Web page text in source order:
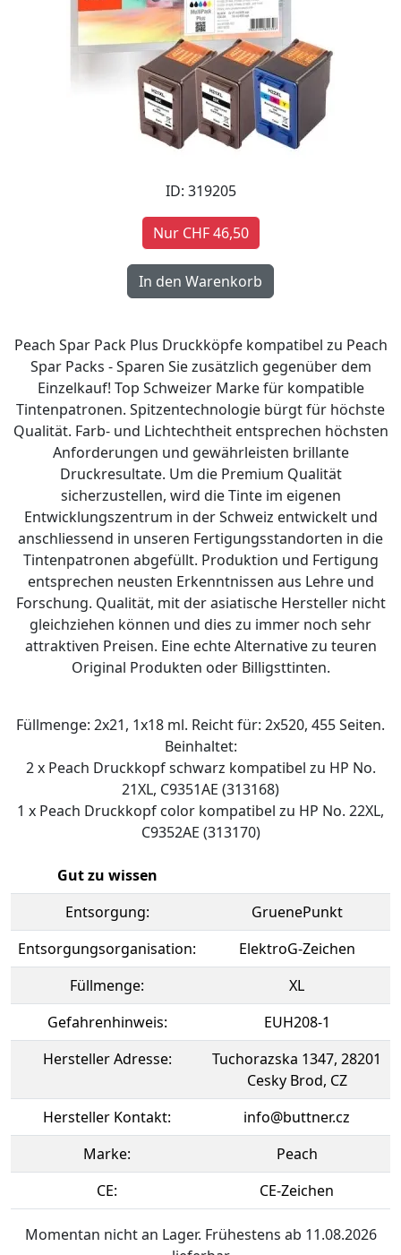
ID: 319205
Nur CHF 46,50
Peach Spar Pack Plus Druckköpfe kompatibel zu Peach
Spar Packs - Sparen Sie zusätzlich gegenüber dem
Einzelkauf! Top Schweizer Marke für kompatible
Tintenpatronen. Spitzentechnologie bürgt für höchste
Qualität. Farb- und Lichtechtheit entsprechen höchsten
Anforderungen und gewährleisten brillante
Druckresultate. Um die Premium Qualität
sicherzustellen, wird die Tinte im eigenen
Entwicklungszentrum in der Schweiz entwickelt und
anschliessend in unseren Fertigungsstandorten in die
Tintenpatronen abgefüllt. Produktion und Fertigung
entsprechen neusten Erkenntnissen aus Lehre und
Forschung. Qualität, mit der asiatische Hersteller nicht
gleichziehen können und dies zu immer noch sehr
attraktiven Preisen. Eine echte Alternative zu teuren
Original Produkten oder Billigsttinten.
Füllmenge: 2x21, 1x18 ml. Reicht für: 2x520, 455 Seiten.
Beinhaltet:
2 x Peach Druckkopf schwarz kompatibel zu HP No.
21XL, C9351AE (313168)
1 x Peach Druckkopf color kompatibel zu HP No. 22XL,
C9352AE (313170)
Gut zu wissen
Entsorgung:
GruenePunkt
Entsorgungsorganisation:
ElektroG-Zeichen
Füllmenge:
XL
Gefahrenhinweis:
EUH208-1
Hersteller Adresse:
Tuchorazska 1347, 28201
Cesky Brod, CZ
Hersteller Kontakt:
info@buttner.cz
Marke:
Peach
CE:
CE-Zeichen
Momentan nicht an Lager. Frühestens ab 11.08.2026